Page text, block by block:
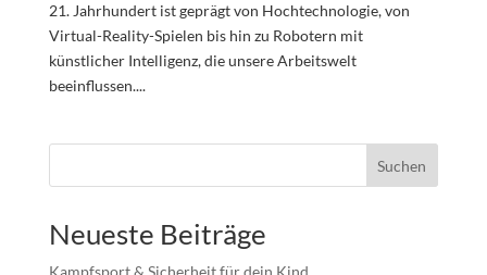
21. Jahrhundert ist geprägt von Hochtechnologie, von
Virtual-Reality-Spielen bis hin zu Robotern mit
künstlicher Intelligenz, die unsere Arbeitswelt
beeinflussen....
Suchen
Neueste Beiträge
Kampfsport & Sicherheit für dein Kind